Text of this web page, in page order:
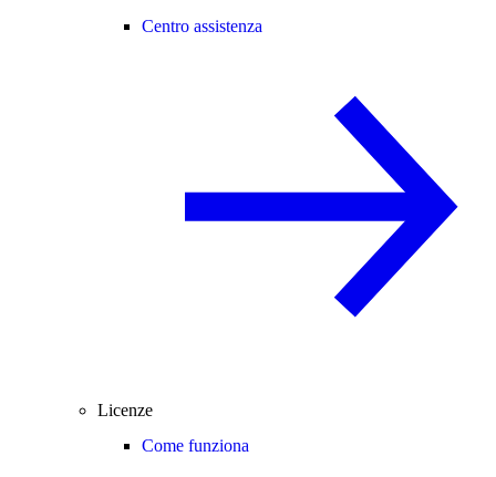
Centro assistenza
Licenze
Come funziona